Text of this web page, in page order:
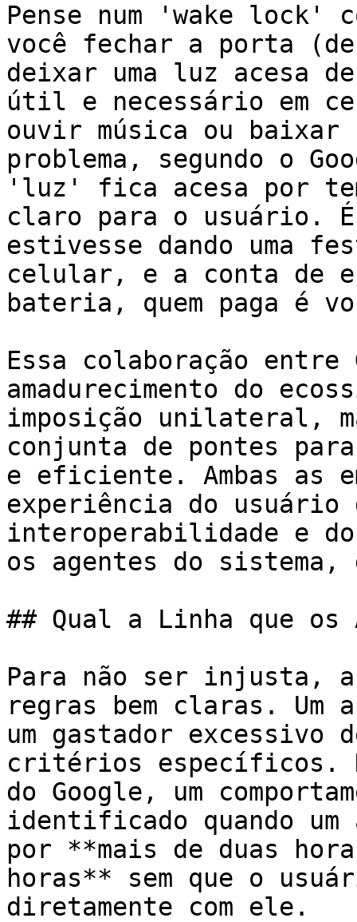
Pense num 'wake lock'
você fechar a porta
deixar uma luz acesa
útil e necessário em
ouvir música ou baixar
problema, segundo o
'luz' fica acesa por
claro para o usuário.
estivesse dando uma
celular, e a conta de
bateria, quem paga é
Essa colaboração entre
amadurecimento do
imposição unilateral,
conjunta de pontes
e eficiente. Ambas as
experiência do usuário
interoperabilidade e do
os agentes do sistema,
## Qual a Linha que os
Para não ser injusta,
regras bem claras. Um
um gastador excessivo
critérios específicos.
do Google, um
identificado quando um
por **mais de duas
horas** sem que o
diretamente com ele.